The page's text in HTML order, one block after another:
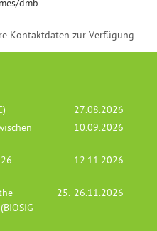
dmb
Kontaktdaten zur Verfügung.
27.08.2026
10.09.2026
12.11.2026
25.-26.11.2026